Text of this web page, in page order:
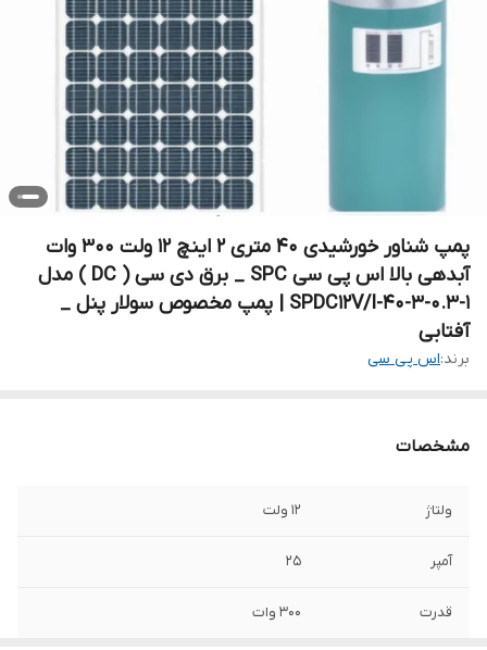
پمپ شناور خورشیدی ۴۰ متری ۲ اینچ ۱۲ ولت ۳۰۰ وات
آبدهی بالا اس پی سی SPC _ برق دی سی ( DC ) مدل
SPDC12V/I-40-3-0.3-1 | پمپ مخصوص سولار پنل _
آفتابی
برند:اس پی سی
مشخصات
ولتاژ ۱۲ ولت
آمپر ۲۵
قدرت ۳۰۰ وات